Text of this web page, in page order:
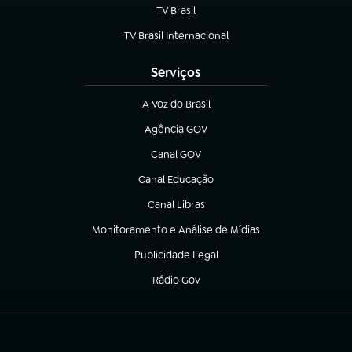
TV Brasil
(abre em nova aba)
TV Brasil Internacional
(abre em nova aba)
Serviços
A Voz do Brasil
(abre em nova aba)
Agência GOV
(abre em nova aba)
Canal GOV
(abre em nova aba)
Canal Educação
(abre em nova aba)
Canal Libras
(abre em nova aba)
Monitoramento e Análise de Mídias
(abre em nova aba)
Publicidade Legal
(abre em nova aba)
Rádio Gov
(abre em nova aba)